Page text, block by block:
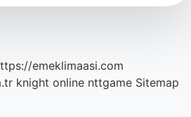
emeklimaasi.com
knight online nttgame Sitemap